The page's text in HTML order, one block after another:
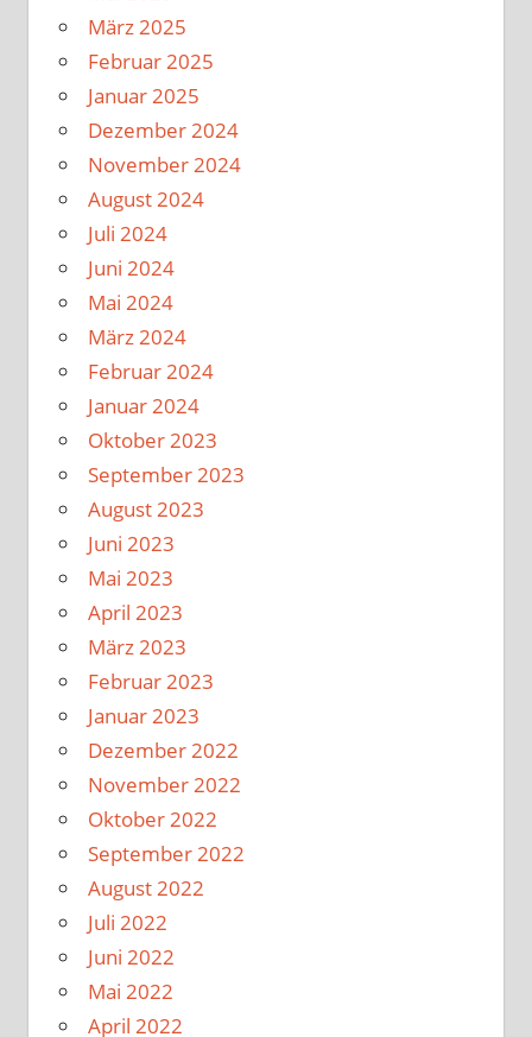
März 2025
Februar 2025
Januar 2025
Dezember 2024
November 2024
August 2024
Juli 2024
Juni 2024
Mai 2024
März 2024
Februar 2024
Januar 2024
Oktober 2023
September 2023
August 2023
Juni 2023
Mai 2023
April 2023
März 2023
Februar 2023
Januar 2023
Dezember 2022
November 2022
Oktober 2022
September 2022
August 2022
Juli 2022
Juni 2022
Mai 2022
April 2022